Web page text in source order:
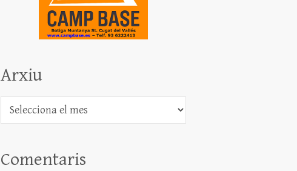
Arxiu
Arxiu
Comentaris